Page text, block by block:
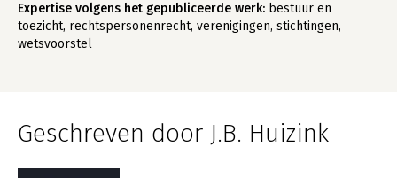
Expertise volgens het gepubliceerde werk: bestuur en
toezicht, rechtspersonenrecht, verenigingen, stichtingen,
wetsvoorstel
Geschreven door J.B. Huizink